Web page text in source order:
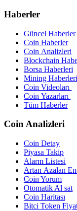
Haberler
Güncel Haberler
Coin Haberler
Coin Analizleri
Blockchain
Borsa Haberleri
Mining Haberleri
Coin Videoları
Coin Yazarları
Tüm Haberler
Coin Analizleri
Coin Detay
Piyasa Takip
Alarm Listesi
Artan Azalan
Coin Yorum
Otomatik Al sat
Coin Haritası
Bitci Token